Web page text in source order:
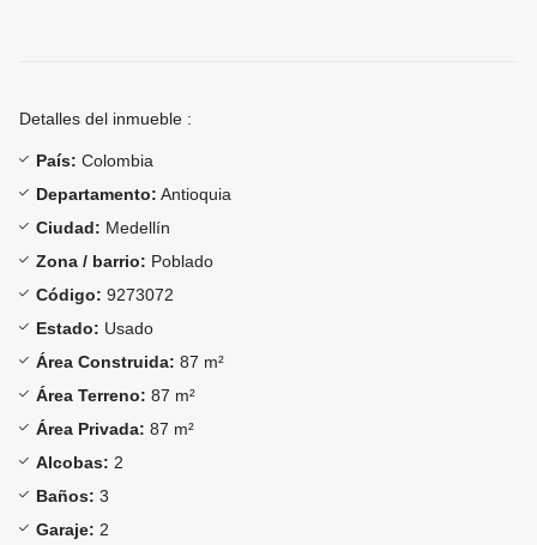
Detalles del inmueble :
País: Colombia
Departamento: Antioquia
Ciudad: Medellín
Zona / barrio: Poblado
Código: 9273072
Estado: Usado
Área Construida: 87 m²
Área Terreno: 87 m²
Área Privada: 87 m²
Alcobas: 2
Baños: 3
Garaje: 2